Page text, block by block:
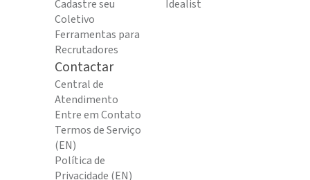
Cadastre seu
Coletivo
Ferramentas para
Recrutadores
Idealist
Contactar
Central de
Atendimento
Entre em Contato
Termos de Serviço
(EN)
Política de
Privacidade (EN)